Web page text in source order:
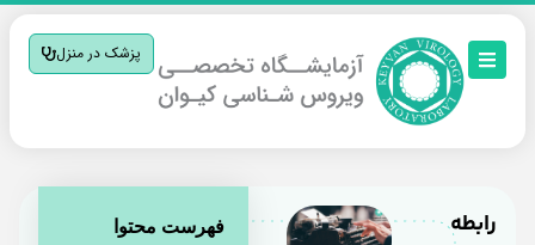
پزشک در منزل
رابطه
فهرست محتوا